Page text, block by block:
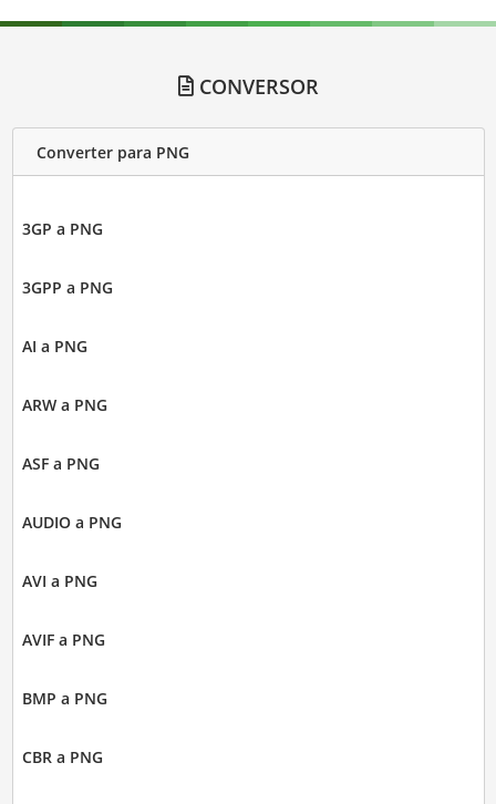
CONVERSOR
Converter para PNG
3GP a PNG
3GPP a PNG
AI a PNG
ARW a PNG
ASF a PNG
AUDIO a PNG
AVI a PNG
AVIF a PNG
BMP a PNG
CBR a PNG